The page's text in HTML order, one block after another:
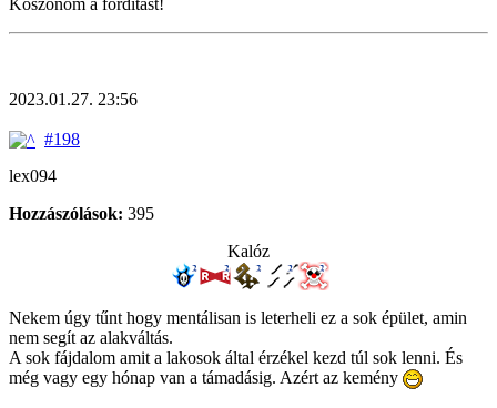
2023.01.27. 23:56
#198
lex094
Hozzászólások: 395
Kalóz
Nekem úgy tűnt hogy mentálisan is leterheli ez a sok épület, amin
nem segít az alakváltás.
A sok fájdalom amit a lakosok által érzékel kezd túl sok lenni. És
még vagy egy hónap van a támadásig. Azért az kemény